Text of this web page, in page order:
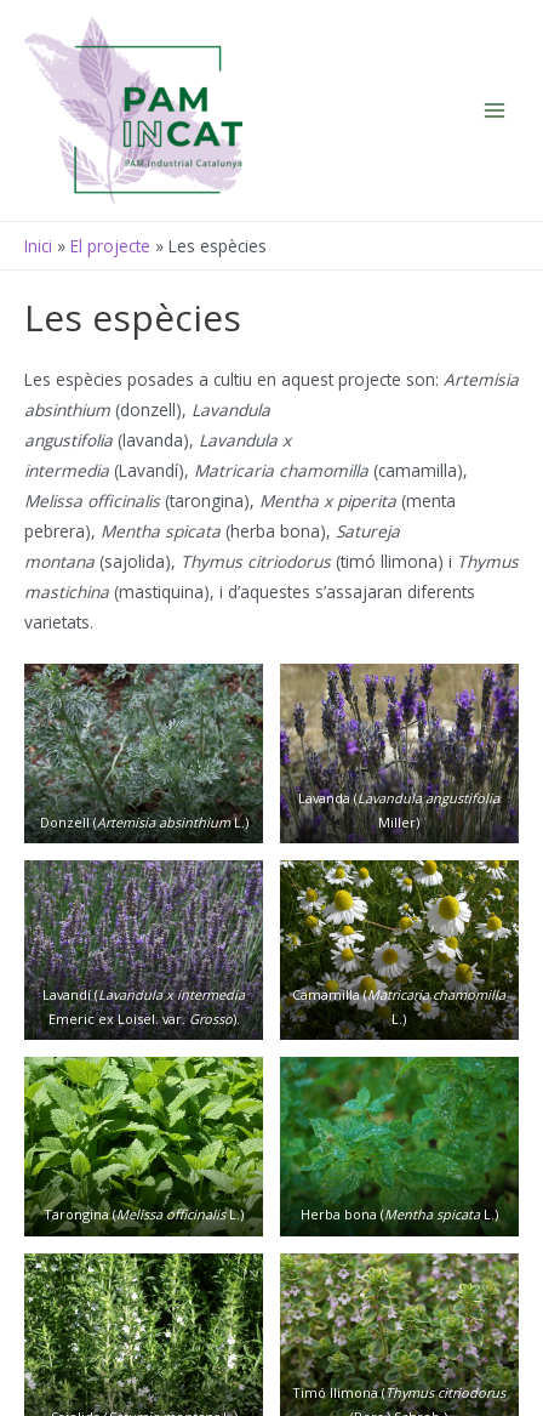
contingut
Inici El projecte Les espècies
Les espècies
Les espècies posades a cultiu en aquest projecte son: Artemisia
absinthium (donzell), Lavandula
angustifolia (lavanda), Lavandula x
intermedia (Lavandí), Matricaria chamomilla (camamilla),
Melissa officinalis(tarongina), Mentha x piperita (menta
pebrera), Mentha spicata (herba bona), Satureja
montana (sajolida), Thymus citriodorus(timó llimona) i Thymus
mastichina (mastiquina), i d’aquestes s’assajaran diferents
varietats.
Donzell (Artemisia absinthiumL.)
Lavanda (Lavandula angustifolia
Miller)
Lavandí (Lavandula x intermedia
Emeric ex Loisel. var.Grosso).
Camamilla (Matricaria chamomilla
L.)
Tarongina (Melissa officinalisL.) Herba bona (Mentha spicataL.)
Timó llimona (Thymus citriodorus